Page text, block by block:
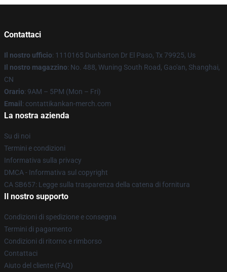
Contattaci
Il nostro ufficio: 1110165 Dunbarton Dr El Paso, Tx 79925, Us
Il nostro magazzino: No. 488, Wuning South Road, Gao'an, Shanghai,
CN
Orario: 9AM – 5PM (Mon – Fri)
Email : contattikankan-merch.com
La nostra azienda
Su di noi
Termini e condizioni
Informativa sulla privacy
DMCA - Informativa sul copyright
CA SB657: Legge sulla trasparenza della catena di fornitura
Il nostro supporto
Condizioni di spedizione e consegna
Termini di pagamento
Condizioni di ritorno e rimborso
Contattaci
Aiuto del cliente (FAQ)